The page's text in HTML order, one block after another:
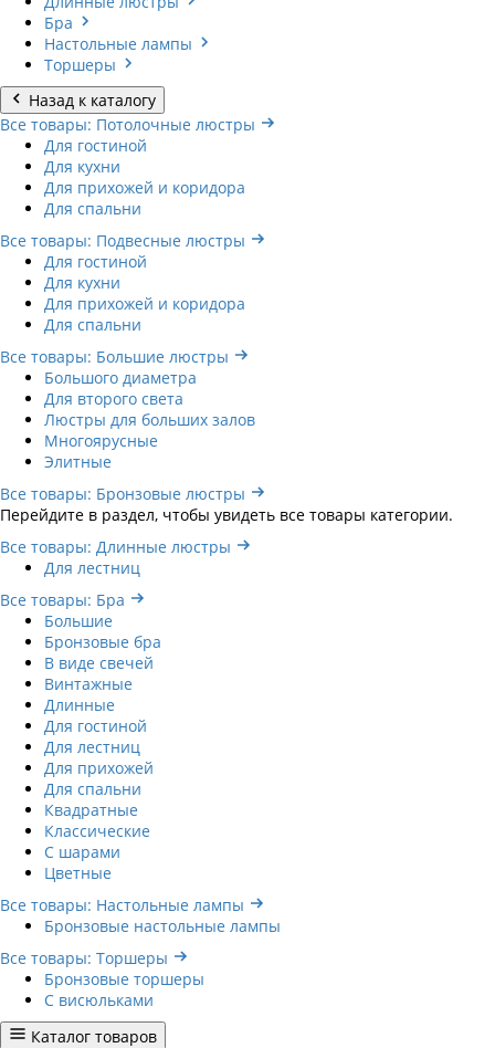
Бра
Настольные лампы
Торшеры
Назад к каталогу
Все товары: Потолочные люстры
Для гостиной
Для кухни
Для прихожей и коридора
Для спальни
Все товары: Подвесные люстры
Для гостиной
Для кухни
Для прихожей и коридора
Для спальни
Все товары: Большие люстры
Большого диаметра
Для второго света
Люстры для больших залов
Многоярусные
Элитные
Все товары: Бронзовые люстры
Перейдите в раздел, чтобы увидеть все товары категории.
Все товары: Длинные люстры
Для лестниц
Все товары: Бра
Большие
Бронзовые бра
В виде свечей
Винтажные
Длинные
Для гостиной
Для лестниц
Для прихожей
Для спальни
Квадратные
Классические
С шарами
Цветные
Все товары: Настольные лампы
Бронзовые настольные лампы
Все товары: Торшеры
Бронзовые торшеры
С висюльками
Каталог товаров